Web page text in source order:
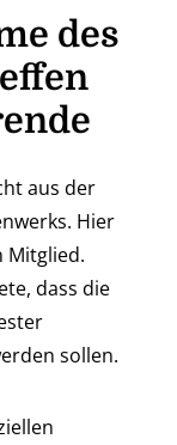
des
aus der
Hier
Mitglied.
dass die
sollen.